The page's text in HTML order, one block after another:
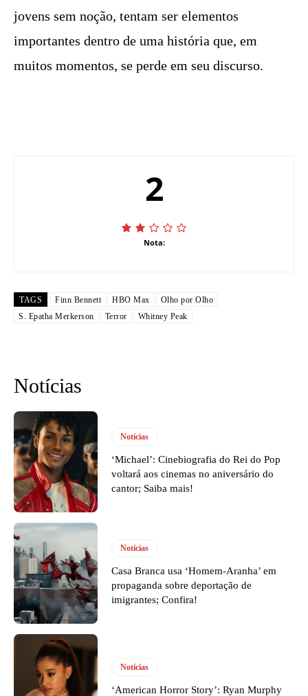
jovens sem noção, tentam ser elementos
importantes dentro de uma história que, em
muitos momentos, se perde em seu discurso.
2
Nota:
TAGS Finn Bennett HBO Max
Olho por Olho
S. Epatha Merkerson
Terror Whitney Peak
Notícias
Notícias
‘Michael’: Cinebiografia do Rei do Pop
voltará aos cinemas no aniversário do
cantor; Saiba mais!
Notícias
Casa Branca usa ‘Homem-Aranha’ em
propaganda sobre deportação de
imigrantes; Confira!
Notícias
‘American Horror Story’: Ryan Murphy